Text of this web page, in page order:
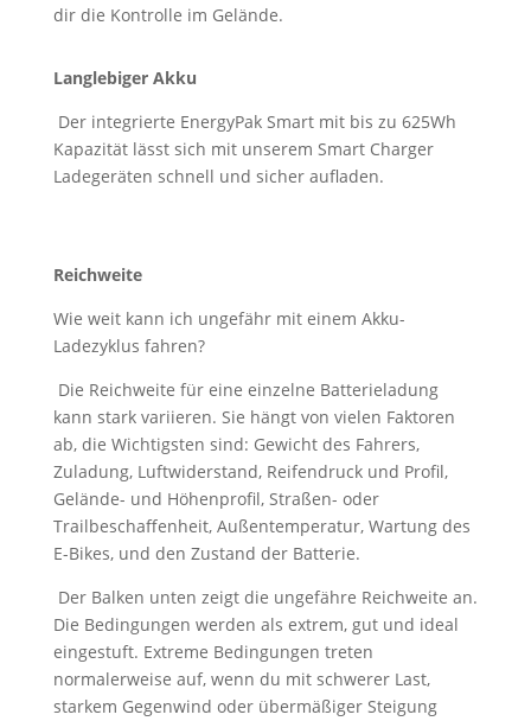
dir die Kontrolle im Gelände.
Langlebiger Akku
Der integrierte EnergyPak Smart mit bis zu 625Wh
Kapazität lässt sich mit unserem Smart Charger
Ladegeräten schnell und sicher aufladen.
Reichweite
Wie weit kann ich ungefähr mit einem Akku-
Ladezyklus fahren?
Die Reichweite für eine einzelne Batterieladung
kann stark variieren. Sie hängt von vielen Faktoren
ab, die Wichtigsten sind: Gewicht des Fahrers,
Zuladung, Luftwiderstand, Reifendruck und Profil,
Gelände- und Höhenprofil, Straßen- oder
Trailbeschaffenheit, Außentemperatur, Wartung des
E-Bikes, und den Zustand der Batterie.
Der Balken unten zeigt die ungefähre Reichweite an.
Die Bedingungen werden als extrem, gut und ideal
eingestuft. Extreme Bedingungen treten
normalerweise auf, wenn du mit schwerer Last,
starkem Gegenwind oder übermäßiger Steigung